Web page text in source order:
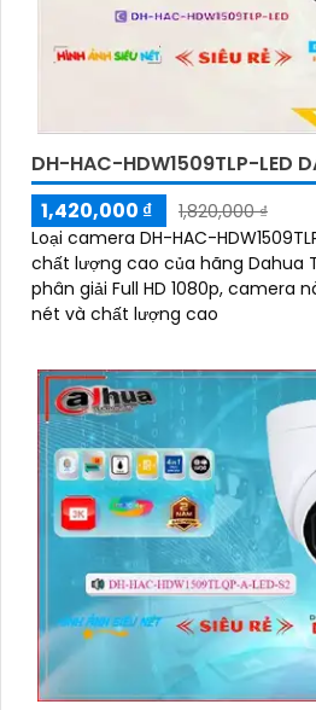
DH-HAC-HDW1509TLP-LED
1,420,000 ₫
1,820,000 ₫
Loại camera DH-HAC-
chất lượng cao của hãng Dahua
phân giải Full HD 1080p, camera
nét và chất lượng cao